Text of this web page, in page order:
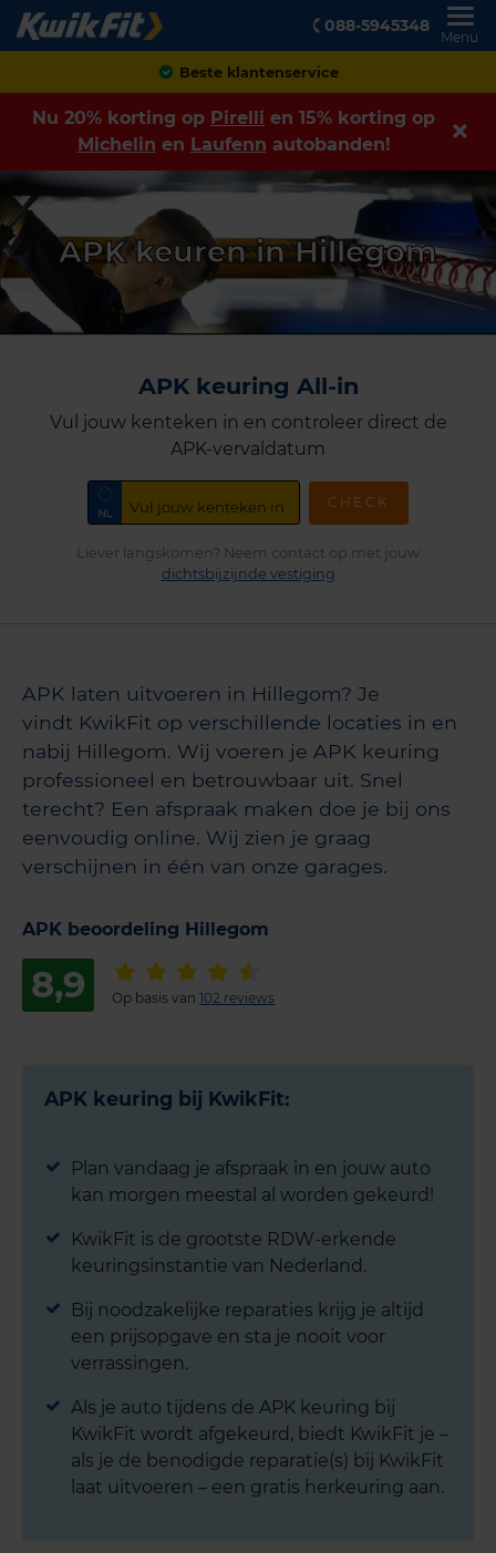
088-5945348
Menu
Beste klantenservice
Nu 20% korting op Pirelli en 15% korting op
Michelin en Laufenn autobanden!
APK keuren in Hillegom
APK keuring All-in
Vul jouw kenteken in en controleer direct de
APK-vervaldatum
CHECK
Liever langskomen? Neem contact op met jouw
dichtsbijzijnde vestiging
APK laten uitvoeren in Hillegom? Je
vindt KwikFit op verschillende locaties in en
nabij Hillegom. Wij voeren je APK keuring
professioneel en betrouwbaar uit. Snel
terecht? Een afspraak maken doe je bij ons
eenvoudig online. Wij zien je graag
verschijnen in één van onze garages.
APK beoordeling Hillegom
8,9 Op basis van 102 reviews
APK keuring bij KwikFit:
Plan vandaag je afspraak in en jouw auto
kan morgen meestal al worden gekeurd!
KwikFit is de grootste RDW-erkende
keuringsinstantie van Nederland.
Bij noodzakelijke reparaties krijg je altijd
een prijsopgave en sta je nooit voor
verrassingen.
Als je auto tijdens de APK keuring bij
KwikFit wordt afgekeurd, biedt KwikFit je –
als je de benodigde reparatie(s) bij KwikFit
laat uitvoeren – een gratis herkeuring aan.